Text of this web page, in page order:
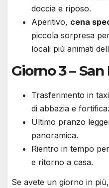
doccia e riposo.
Aperitivo, cena
piccola sorpresa
locali più animati
Giorno 3 –
Trasferimento in
di abbazia e
Ultimo pranzo
panoramica.
Rientro in tempo
e ritorno a casa.
Se avete un giorno in